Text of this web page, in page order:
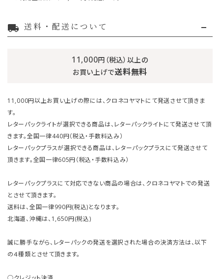
local_shipping 送料・配送について
11,000円（税込）以上の
お買い上げで送料無料
11,000円以上お買い上げの際には、クロネコヤマトにて発送させて頂きま
す。
レターパックライトが選択できる商品は、レターパックライトにて発送させて頂
きます。全国一律440円（税込・手数料込み）
レターパックプラスが選択できる商品は、レターパックプラスにて発送させて
頂きます。全国一律605円（税込・手数料込み）
レターパックプラスにて対応できない商品の場合は、クロネコヤマトでの発送
とさせて頂きます。
送料は、全国一律990円(税込)となります。
北海道、沖縄は、1,650円(税込)
誠に勝手ながら、レターパックの発送を選択された場合の決済方法は、以下
の４種類とさせて頂きます。